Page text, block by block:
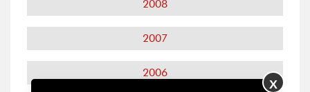
2008
2007
2006
X